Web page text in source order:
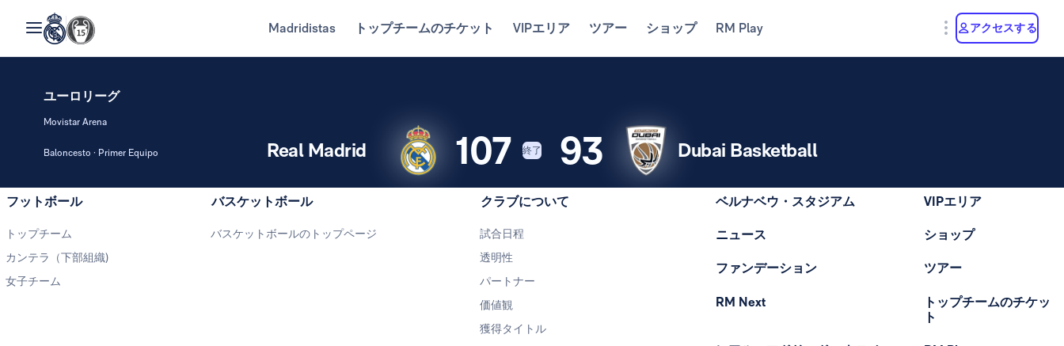
Madridistas トップチームのチケット VIPエリア ツアー ショップ RM Play アクセスする
ユーロリーグ
Movistar Arena
Baloncesto · Primer Equipo 107 93
Real Madrid 終了 Dubai Basketball
フットボール
トップチーム
カンテラ（下部組織)
女子チーム
バスケットボール
バスケットボールのトップページ
クラブについて
試合日程
透明性
パートナー
価値観
獲得タイトル
ベルナベウ・スタジアム
ニュース
ファンデーション
RM Next
VIPエリア
ショップ
ツアー
トップチームのチケッ
ト